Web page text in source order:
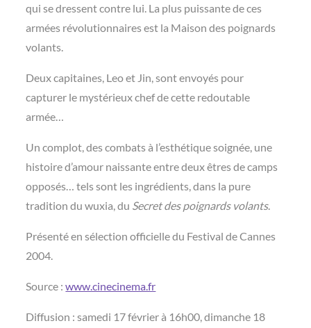
qui se dressent contre lui. La plus puissante de ces
armées révolutionnaires est la Maison des poignards
volants.
Deux capitaines, Leo et Jin, sont envoyés pour
capturer le mystérieux chef de cette redoutable
armée…
Un complot, des combats à l’esthétique soignée, une
histoire d’amour naissante entre deux êtres de camps
opposés… tels sont les ingrédients, dans la pure
tradition du wuxia, du Secret des poignards volants.
Présenté en sélection officielle du Festival de Cannes
2004.
Source :www.cinecinema.fr
Diffusion : samedi 17 février à 16h00, dimanche 18